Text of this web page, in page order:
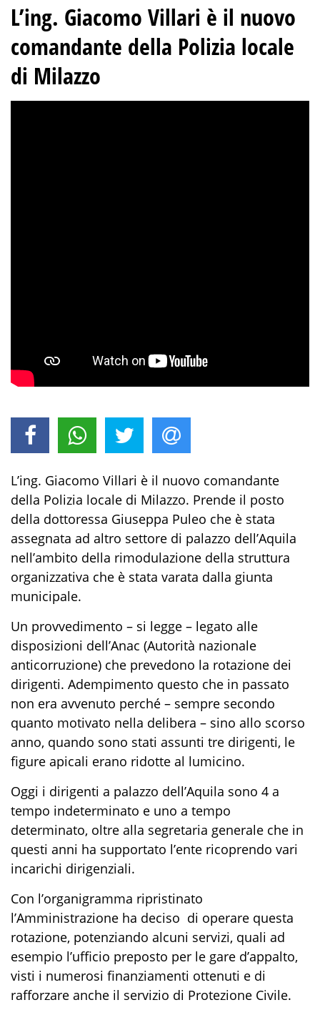
L’ing. Giacomo Villari è il nuovo
comandante della Polizia locale
di Milazzo
L’ing. Giacomo Villari è il nuovo comandante
della Polizia locale di Milazzo. Prende il posto
della dottoressa Giuseppa Puleo che è stata
assegnata ad altro settore di palazzo dell’Aquila
nell’ambito della rimodulazione della struttura
organizzativa che è stata varata dalla giunta
municipale.
Un provvedimento – si legge – legato alle
disposizioni dell’Anac (Autorità nazionale
anticorruzione) che prevedono la rotazione dei
dirigenti. Adempimento questo che in passato
non era avvenuto perché – sempre secondo
quanto motivato nella delibera – sino allo scorso
anno, quando sono stati assunti tre dirigenti, le
figure apicali erano ridotte al lumicino.
Oggi i dirigenti a palazzo dell’Aquila sono 4 a
tempo indeterminato e uno a tempo
determinato, oltre alla segretaria generale che in
questi anni ha supportato l’ente ricoprendo vari
incarichi dirigenziali.
Con l’organigramma ripristinato
l’Amministrazione ha deciso di operare questa
rotazione, potenziando alcuni servizi, quali ad
esempio l’ufficio preposto per le gare d’appalto,
visti i numerosi finanziamenti ottenuti e di
rafforzare anche il servizio di Protezione Civile.